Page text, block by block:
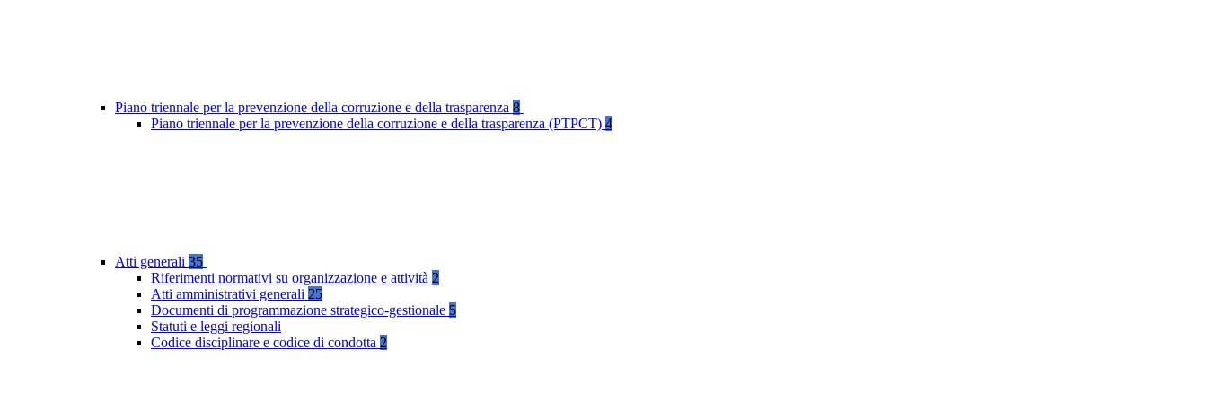
Piano triennale per la prevenzione della corruzione e della trasparenza 8
Piano triennale per la prevenzione della corruzione e della trasparenza (PTPCT) 4
Atti generali 35
Riferimenti normativi su organizzazione e attività 2
Atti amministrativi generali 25
Documenti di programmazione strategico-gestionale 5
Statuti e leggi regionali
Codice disciplinare e codice di condotta 2